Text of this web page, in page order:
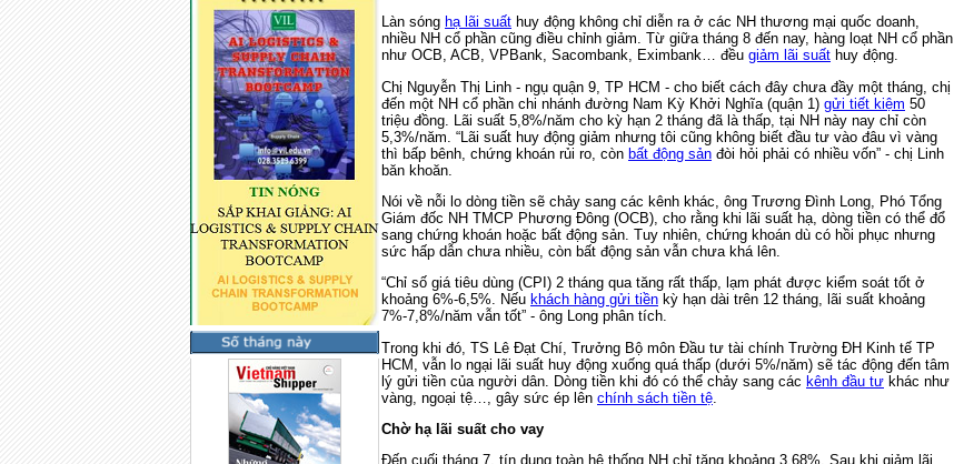
Làn sóng hạ lãi suất huy động không chỉ diễn ra ở các NH thương mại quốc doanh,
nhiều NH cổ phần cũng điều chỉnh giảm. Từ giữa tháng 8 đến nay, hàng loạt NH cổ phần
như OCB, ACB, VPBank, Sacombank, Eximbank… đều giảm lãi suất huy động.
Chị Nguyễn Thị Linh - ngụ quận 9, TP HCM - cho biết cách đây chưa đầy một tháng, chị
đến một NH cổ phần chi nhánh đường Nam Kỳ Khởi Nghĩa (quận 1) gửi tiết kiệm 50
triệu đồng. Lãi suất 5,8%/năm cho kỳ hạn 2 tháng đã là thấp, tại NH này nay chỉ còn
5,3%/năm. “Lãi suất huy động giảm nhưng tôi cũng không biết đầu tư vào đâu vì vàng
thì bấp bênh, chứng khoán rủi ro, còn bất động sản đòi hỏi phải có nhiều vốn” - chị Linh
băn khoăn.
Nói về nỗi lo dòng tiền sẽ chảy sang các kênh khác, ông Trương Đình Long, Phó Tổng
Giám đốc NH TMCP Phương Đông (OCB), cho rằng khi lãi suất hạ, dòng tiền có thể đổ
sang chứng khoán hoặc bất động sản. Tuy nhiên, chứng khoán dù có hồi phục nhưng
sức hấp dẫn chưa nhiều, còn bất động sản vẫn chưa khá lên.
“Chỉ số giá tiêu dùng (CPI) 2 tháng qua tăng rất thấp, lạm phát được kiểm soát tốt ở
khoảng 6%-6,5%. Nếu khách hàng gửi tiền kỳ hạn dài trên 12 tháng, lãi suất khoảng
7%-7,8%/năm vẫn tốt” - ông Long phân tích.
Trong khi đó, TS Lê Đạt Chí, Trưởng Bộ môn Đầu tư tài chính Trường ĐH Kinh tế TP
HCM, vẫn lo ngại lãi suất huy động xuống quá thấp (dưới 5%/năm) sẽ tác động đến tâm
lý gửi tiền của người dân. Dòng tiền khi đó có thể chảy sang các kênh đầu tư khác như
vàng, ngoại tệ…, gây sức ép lên chính sách tiền tệ
Chờ hạ lãi suất cho vay
Đến cuối tháng 7, tín dụng toàn hệ thống NH chỉ tăng khoảng 3,68%. Sau khi giảm lãi